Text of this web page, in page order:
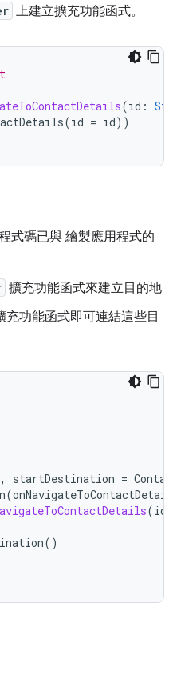
上建立擴充功能函式。
(id :
(id = id))
式碼已與 繪製應用程式的
擴充功能函式來建立目的地
充功能函式即可連結這些目
, startDestination =
(
(id
()